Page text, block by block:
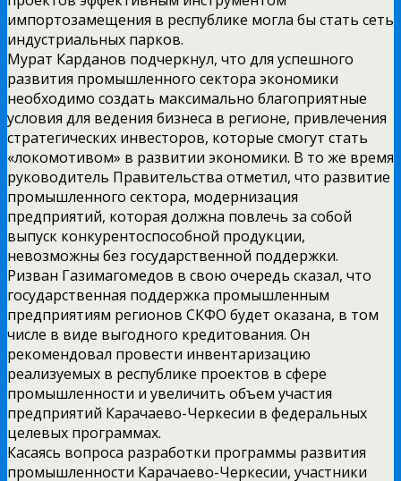
импортозамещения в республике могла бы стать сеть
индустриальных парков.
Мурат Карданов подчеркнул, что для успешного
развития промышленного сектора экономики
необходимо создать максимально благоприятные
условия для ведения бизнеса в регионе, привлечения
стратегических инвесторов, которые смогут стать
«локомотивом» в развитии экономики. В то же время
руководитель Правительства отметил, что развитие
промышленного сектора, модернизация
предприятий, которая должна повлечь за собой
выпуск конкурентоспособной продукции,
невозможны без государственной поддержки.
Ризван Газимагомедов в свою очередь сказал, что
государственная поддержка промышленным
предприятиям регионов СКФО будет оказана, в том
числе в виде выгодного кредитования. Он
рекомендовал провести инвентаризацию
реализуемых в республике проектов в сфере
промышленности и увеличить объем участия
предприятий Карачаево-Черкесии в федеральных
целевых программах.
Касаясь вопроса разработки программы развития
промышленности Карачаево-Черкесии, участники